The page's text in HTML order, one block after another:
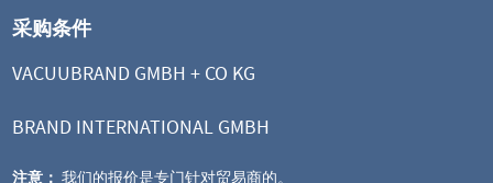
采购条件
VACUUBRAND GMBH + CO KG
BRAND INTERNATIONAL GMBH
注意： 我们的报价是专门针对贸易商的。